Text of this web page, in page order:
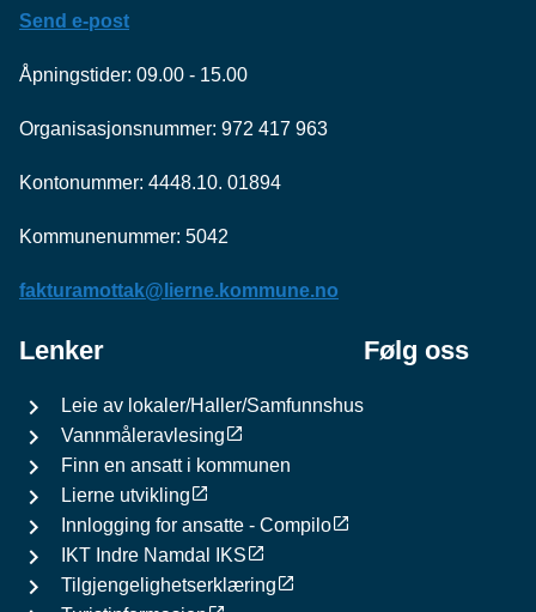
Send e-post
Åpningstider: 09.00 - 15.00
Organisasjonsnummer: 972 417 963
Kontonummer: 4448.10. 01894
Kommunenummer: 5042
fakturamottak@lierne.kommune.no
Lenker
Leie av lokaler/Haller/Samfunnshus
Vannmåleravlesing
Finn en ansatt i kommunen
Lierne utvikling
Innlogging for ansatte - Compilo
IKT Indre Namdal IKS
Tilgjengelighetserklæring
Følg oss